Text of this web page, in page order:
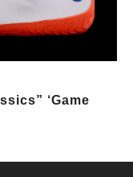
‘Game